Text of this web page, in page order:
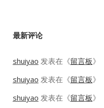
最新评论
shuiyao 发表在《留言板》
shuiyao 发表在《留言板》
shuiyao 发表在《留言板》